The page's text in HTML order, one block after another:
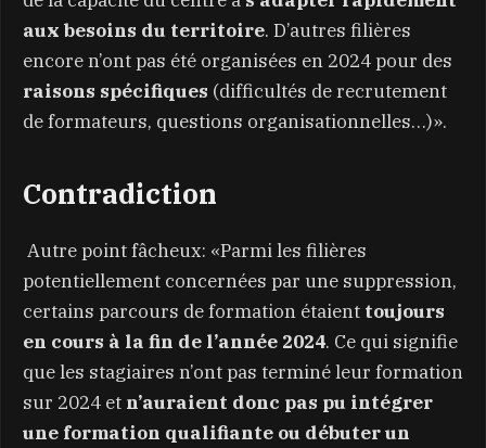
aux besoins du territoire. D’autres filières
encore n’ont pas été organisées en 2024 pour des
raisons spécifiques (difficultés de recrutement
de formateurs, questions organisationnelles…)».
Contradiction
Autre point fâcheux: «Parmi les filières
potentiellement concernées par une suppression,
certains parcours de formation étaient toujours
en cours à la fin de l’année 2024. Ce qui signifie
que les stagiaires n’ont pas terminé leur formation
sur 2024 et n’auraient donc pas pu intégrer
une formation qualifiante ou débuter un